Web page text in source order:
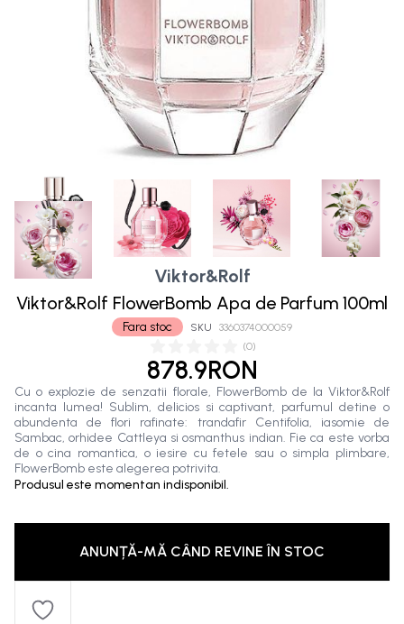
(0)
Fara stoc SKU 3360374000059
Viktor&Rolf
Viktor&Rolf FlowerBomb Apa de Parfum 100ml
878.9RON
Cu o explozie de senzatii florale, FlowerBomb de la Viktor&Rolf
incanta lumea! Sublim, delicios si captivant, parfumul detine o
abundenta de flori rafinate: trandafir Centifolia, iasomie de
Sambac, orhidee Cattleya si osmanthus indian. Fie ca este vorba
de o cina romantica, o iesire cu fetele sau o simpla plimbare,
FlowerBomb este alegerea potrivita.
Produsul este momentan indisponibil.
ANUNȚĂ-MĂ CÂND REVINE ÎN STOC